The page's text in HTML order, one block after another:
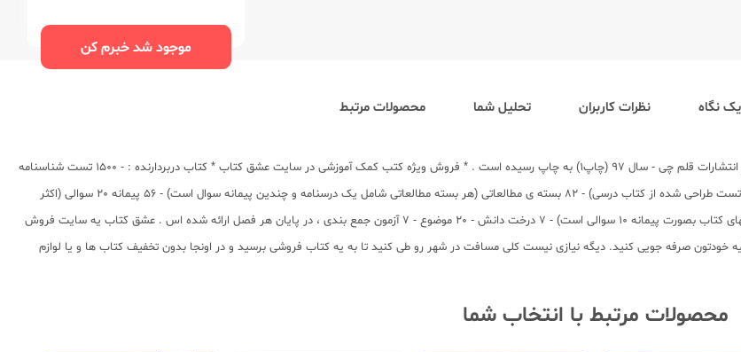
موجود شد خبرم کن
نگاه نظرات کاربران تحلیل شما محصولات مرتبط
آمار و احتمال و ریاضیات گسسته دهم + یازدهم + دوازدهم - رشته ریاضی توسط گروه مولفان در انتشارات قلم چی - سال 97 (چاپ1) به چاپ رسیده است . * فروش ویژه کتب کمک آموزشی در سایت عشق کتاب * کتاب دربردارنده : - 1500 تست شناسنامه
دار (275 تست از کنکورهای سراسری داخل و خارج کشور + 372 تست از آزمونهای کانون + 853 تست طراحی شده از کتاب درسی) - 82 بسته ی مطالعاتی (هر بسته مطالعاتی شامل یک درسنامه و چندین پیمانه سوال است) - 56 پیمانه 20 سوالی (اکثر
سوالهای کتاب به صورت پیمانه های 20 سوالی است) - 26 پیمانه 10 سوالی (تعداد کمتری از سوالهای کتاب بصورت پیمانه 10 سوالی است) - 7 درخت دانش - 20 موضوع - 7 آزمون جمع بندی ، در پایان هر فصل ارائه شده اس . عشق کتاب یه سایت فروش
خودتون صرفه جویی کنید. دیگه نیازی نیست کلی مسافت در شهر رو طی کنید تا به یه کتاب فروشی برسید و در اونجا بدون تخفیف کتاب ها و یا لوازم
محصولات مرتبط با انتخاب شما